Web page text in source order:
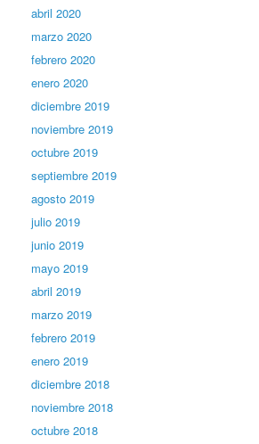
abril 2020
marzo 2020
febrero 2020
enero 2020
diciembre 2019
noviembre 2019
octubre 2019
septiembre 2019
agosto 2019
julio 2019
junio 2019
mayo 2019
abril 2019
marzo 2019
febrero 2019
enero 2019
diciembre 2018
noviembre 2018
octubre 2018